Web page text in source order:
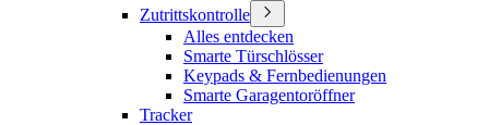
Zutrittskontrolle
Alles entdecken
Smarte Türschlösser
Keypads & Fernbedienungen
Smarte Garagentoröffner
Tracker